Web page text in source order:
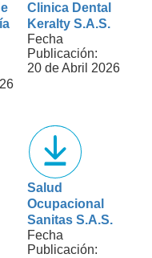
Clinica Dental
Keralty S.A.S.
Fecha
Publicación:
20 de Abril 2026
Salud
Ocupacional
Sanitas S.A.S.
Fecha
Publicación: